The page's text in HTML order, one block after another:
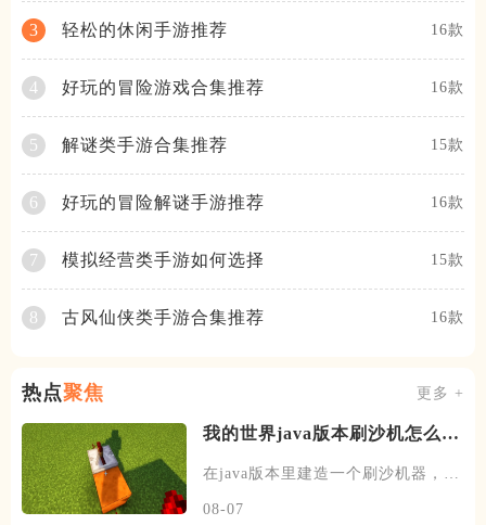
3 轻松的休闲手游推荐 16款
4 好玩的冒险游戏合集推荐 16款
5 解谜类手游合集推荐 15款
6 好玩的冒险解谜手游推荐 16款
7 模拟经营类手游如何选择 15款
8 古风仙侠类手游合集推荐 16款
热点聚焦 更多 +
我的世界java版本刷沙机怎么建
在java版本里建造一个刷沙机器，首
08-07